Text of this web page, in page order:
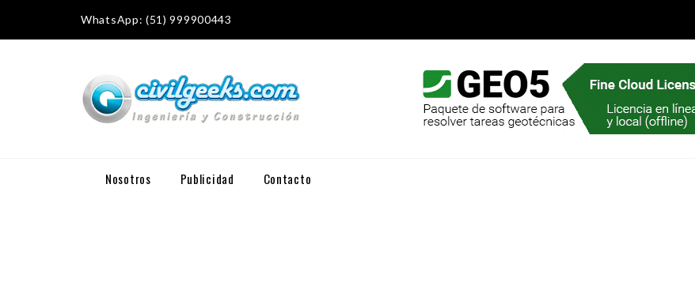
WhatsApp: (51) 999900443
Nosotros Publicidad Contacto